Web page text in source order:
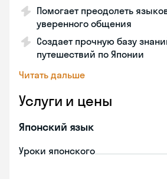
Помогает преодолеть
уверенного общения
Создает прочную базу
путешествий по Японии
Читать дальше
Услуги и цены
Японский язык
Уроки японского